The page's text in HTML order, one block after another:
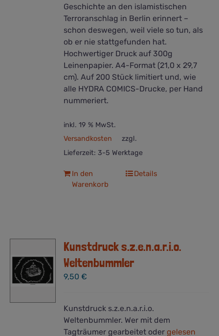
Geschichte an den islamistischen
Terroranschlag in Berlin erinnert –
schon deswegen, weil viele so tun, als
ob er nie stattgefunden hat.
Hochwertiger Druck auf 300g
Leinenpapier. A4-Format (21,0 x 29,7
cm). Auf 200 Stück limitiert und, wie
alle HYDRA COMICS-Drucke, per Hand
nummeriert.
inkl. 19 % MwSt.
zzgl.
Versandkosten
Lieferzeit: 3-5 Werktage
In den
Warenkorb
Details
Kunstdruck s.z.e.n.a.r.i.o.
Weltenbummler
9,50€
Kunstdruck s.z.e.n.a.r.i.o.
Weltenbummler. Wer mit dem
Tagträumer gearbeitet oder gelesen